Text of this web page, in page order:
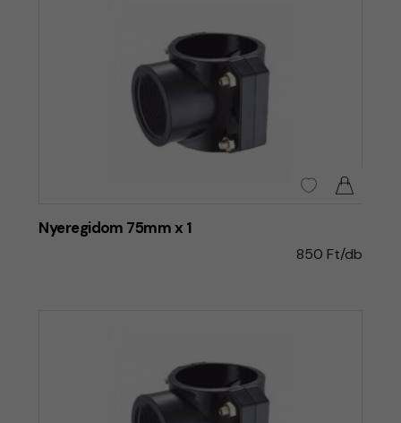
Nyeregidom 75mm x 1
850 Ft/db